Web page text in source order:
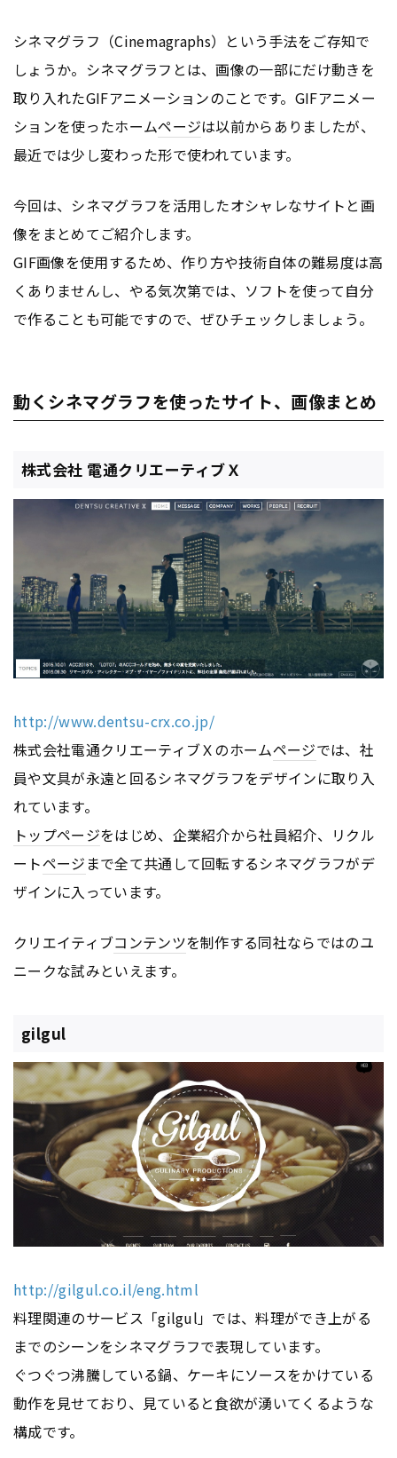
シネマグラフ（Cinemagraphs）という手法をご存知で
しょうか。シネマグラフとは、画像の一部にだけ動きを
取り入れたGIFアニメーションのことです。GIFアニメー
ションを使ったホームページは以前からありましたが、
最近では少し変わった形で使われています。
今回は、シネマグラフを活用したオシャレなサイトと画
像をまとめてご紹介します。
GIF画像を使用するため、作り方や技術自体の難易度は高
くありませんし、やる気次第では、ソフトを使って自分
で作ることも可能ですので、ぜひチェックしましょう。
動くシネマグラフを使ったサイト、画像まとめ
株式会社 電通クリエーティブＸ
http://www.dentsu-crx.co.jp/
株式会社電通クリエーティブＸのホームページでは、社
員や文具が永遠と回るシネマグラフをデザインに取り入
れています。
トップページをはじめ、企業紹介から社員紹介、リクル
ートページ まで全て共通して回転するシネマグラフがデ
ザインに入っています。
クリエイティブコンテンツを制作する同社ならではのユ
ニークな試みといえます。
gilgul
http://gilgul.co.il/eng.html
料理関連のサービス「gilgul」では、料理ができ上がる
までのシーンをシネマグラフで表現しています。
ぐつぐつ沸騰している鍋、ケーキにソースをかけている
動作を見せており、見ていると食欲が湧いてくるような
構成です。